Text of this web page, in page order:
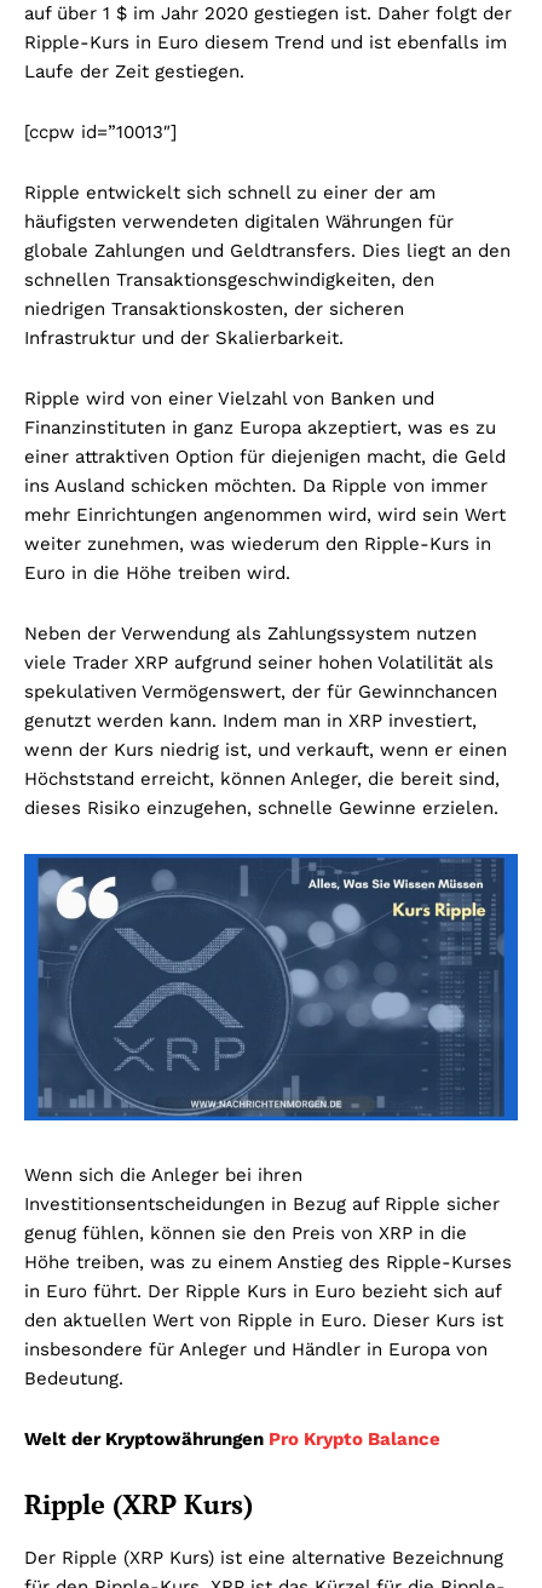
auf über 1 $ im Jahr 2020 gestiegen ist. Daher folgt der
Ripple-Kurs in Euro diesem Trend und ist ebenfalls im
Laufe der Zeit gestiegen.
[ccpw id=”10013″]
Ripple entwickelt sich schnell zu einer der am
häufigsten verwendeten digitalen Währungen für
globale Zahlungen und Geldtransfers. Dies liegt an den
schnellen Transaktionsgeschwindigkeiten, den
niedrigen Transaktionskosten, der sicheren
Infrastruktur und der Skalierbarkeit.
Ripple wird von einer Vielzahl von Banken und
Finanzinstituten in ganz Europa akzeptiert, was es zu
einer attraktiven Option für diejenigen macht, die Geld
ins Ausland schicken möchten. Da Ripple von immer
mehr Einrichtungen angenommen wird, wird sein Wert
weiter zunehmen, was wiederum den Ripple-Kurs in
Euro in die Höhe treiben wird.
Neben der Verwendung als Zahlungssystem nutzen
viele Trader XRP aufgrund seiner hohen Volatilität als
spekulativen Vermögenswert, der für Gewinnchancen
genutzt werden kann. Indem man in XRP investiert,
wenn der Kurs niedrig ist, und verkauft, wenn er einen
Höchststand erreicht, können Anleger, die bereit sind,
dieses Risiko einzugehen, schnelle Gewinne erzielen.
Wenn sich die Anleger bei ihren
Investitionsentscheidungen in Bezug auf Ripple sicher
genug fühlen, können sie den Preis von XRP in die
Höhe treiben, was zu einem Anstieg des Ripple-Kurses
in Euro führt. Der Ripple Kurs in Euro bezieht sich auf
den aktuellen Wert von Ripple in Euro. Dieser Kurs ist
insbesondere für Anleger und Händler in Europa von
Bedeutung.
Welt der Kryptowährungen Pro Krypto Balance
Ripple (XRP Kurs)
Der Ripple (XRP Kurs) ist eine alternative Bezeichnung